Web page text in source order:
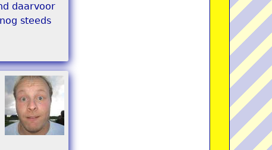
daarvoor
steeds